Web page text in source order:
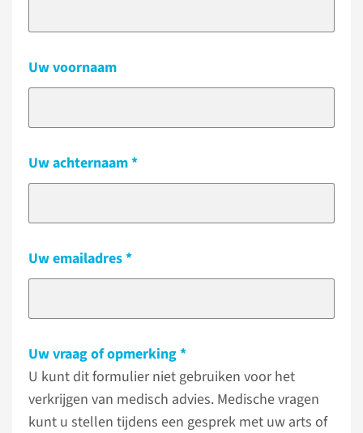
Uw voornaam
Uw achternaam
Uw emailadres
Uw vraag of opmerking
U kunt dit formulier niet gebruiken voor het
verkrijgen van medisch advies. Medische vragen
kunt u stellen tijdens een gesprek met uw arts of